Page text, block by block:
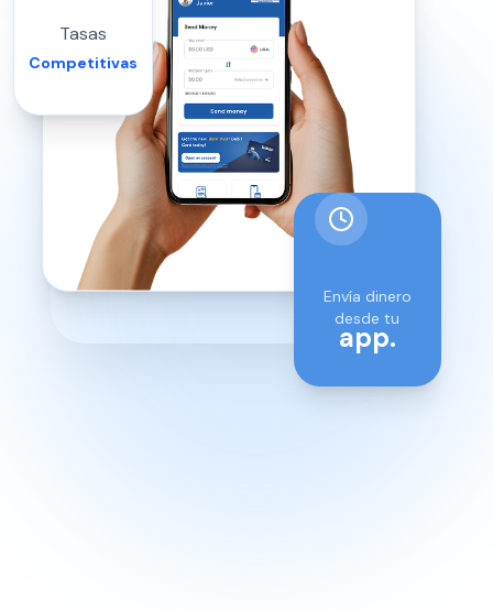
Tasas
Competitivas
Envía dinero
desde tu
app.